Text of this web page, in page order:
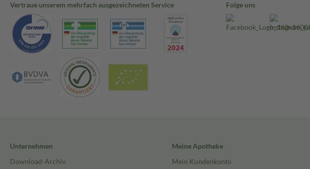
Vertraue unserem mehrfach ausgezeichneten Service Folge uns
Unternehmen
Download-Archiv
Meine Apotheke
Mein Kundenkonto